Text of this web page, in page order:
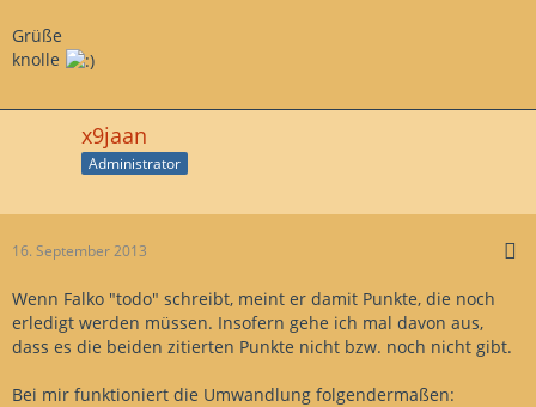
Grüße
knolle
x9jaan
Administrator
16. September 2013
Wenn Falko "todo" schreibt, meint er damit Punkte, die noch
erledigt werden müssen. Insofern gehe ich mal davon aus,
dass es die beiden zitierten Punkte nicht bzw. noch nicht gibt.
Bei mir funktioniert die Umwandlung folgendermaßen: